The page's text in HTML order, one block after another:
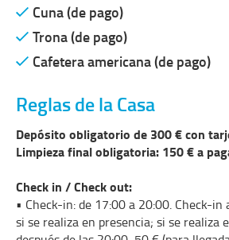
Cuna (de pago)
Trona (de pago)
Cafetera americana (de pago)
Reglas de la Casa
Depósito obligatorio de 300 € con
Limpieza final obligatoria: 150 € a
Check in / Check out:
• Check-in: de 17:00 a 20:00. Check-
si se realiza en presencia; si se realiza